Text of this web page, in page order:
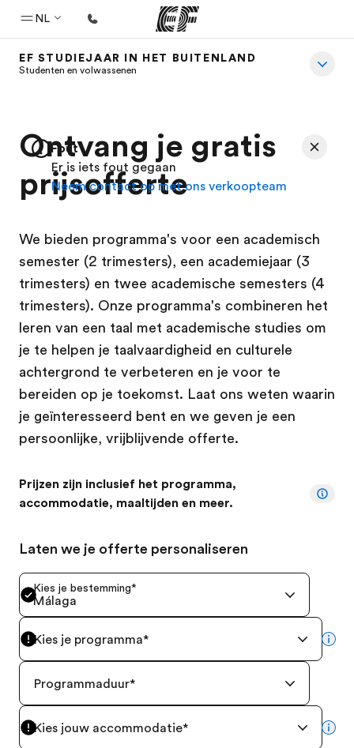
NL
Home
Programma's
Bekijk alles dat we doen
Kantoren
Over ons
Carrières
Kom bij ons team
EF STUDIEJAAR IN HET BUITENLAND
Studenten en volwassenen
Ontvang je gratis
prijsofferte
We bieden programma's voor een academisch
semester (2 trimesters), een academiejaar (3
trimesters) en twee academische semesters (4
trimesters). Onze programma's combineren het
leren van een taal met academische studies om
je te helpen je taalvaardigheid en culturele
achtergrond te verbeteren en je voor te
bereiden op je toekomst. Laat ons weten waarin
je geïnteresseerd bent en we geven je een
persoonlijke, vrijblijvende offerte.
Prijzen zijn inclusief het programma,
accommodatie, maaltijden en meer.
Laten we je offerte personaliseren
Kies je bestemming*
Málaga
Kies je programma*
Programmaduur*
Kies jouw accommodatie*
Fout
Er is iets fout gegaan
Neem contact op met ons verkoopteam